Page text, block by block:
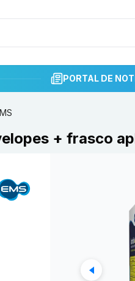
PORTAL DE
+ frasco